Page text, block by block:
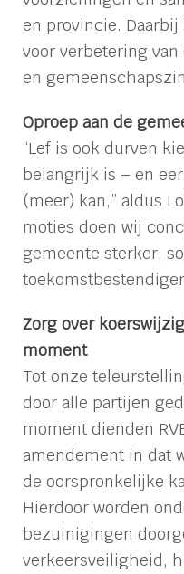
en provincie. Daarbij
voor verbetering
en
Oproep aan de
“Lef is ook durven
belangrijk is – en
(meer) kan,” aldus
moties doen wij
gemeente sterker,
Zorg over
moment
Tot onze
door alle partijen
moment dienden
amendement in dat
de oorspronkelijke
Hierdoor worden
bezuinigingen
verkeersveiligheid,